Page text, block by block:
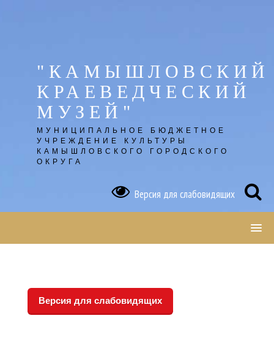
"КАМЫШЛОВСКИЙ
КРАЕВЕДЧЕСКИЙ
МУЗЕЙ"
МУНИЦИПАЛЬНОЕ БЮДЖЕТНОЕ
УЧРЕЖДЕНИЕ КУЛЬТУРЫ
КАМЫШЛОВСКОГО ГОРОДСКОГО
ОКРУГА
Версия для слабовидящих
Версия для слабовидящих